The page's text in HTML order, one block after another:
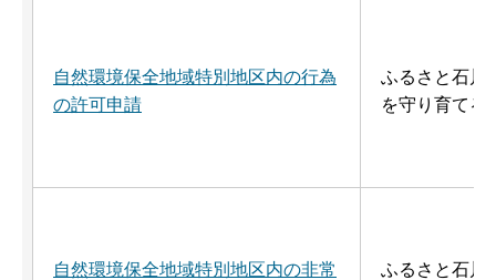
自然環境保全地域特別地区内の行為
の許可申請
ふるさと石川
を守り育てる
自然環境保全地域特別地区内の非常
ふるさと石川